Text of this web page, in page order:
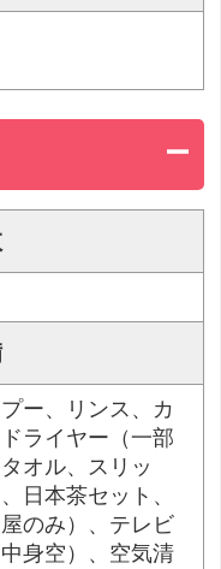
ー、リンス、カ
ライヤー（一部
オル、スリッ
日本茶セット、
のみ）、テレビ
身空）、空気清